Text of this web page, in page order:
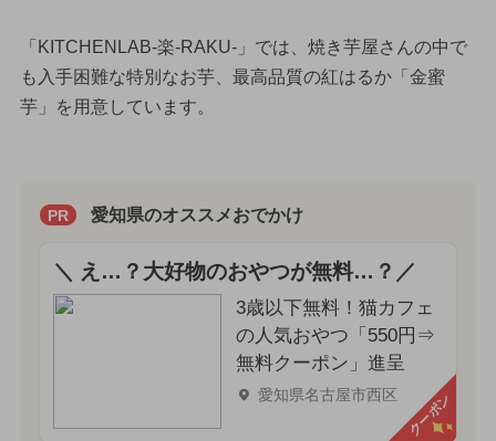
「KITCHENLAB-楽-RAKU-」では、焼き芋屋さんの中で
も入手困難な特別なお芋、最高品質の紅はるか「金蜜
芋」を用意しています。
PR 愛知県のオススメおでかけ
＼ え…？大好物のおやつが無料…？／
3歳以下無料！猫カフェ
の人気おやつ「550円⇒
無料クーポン」進呈
愛知県名古屋市西区 クーポン